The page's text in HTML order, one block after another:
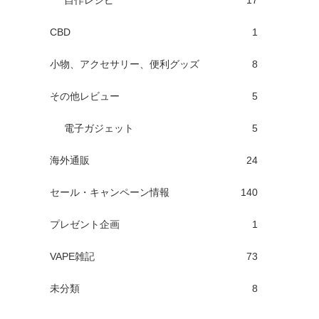
CBD 1
小物、アクセサリー、便利グッズ 8
その他レビュー 5
電子ガジェット 5
海外通販 24
セール・キャンペーン情報 140
プレゼント企画 1
VAPE雑記 73
未分類 8